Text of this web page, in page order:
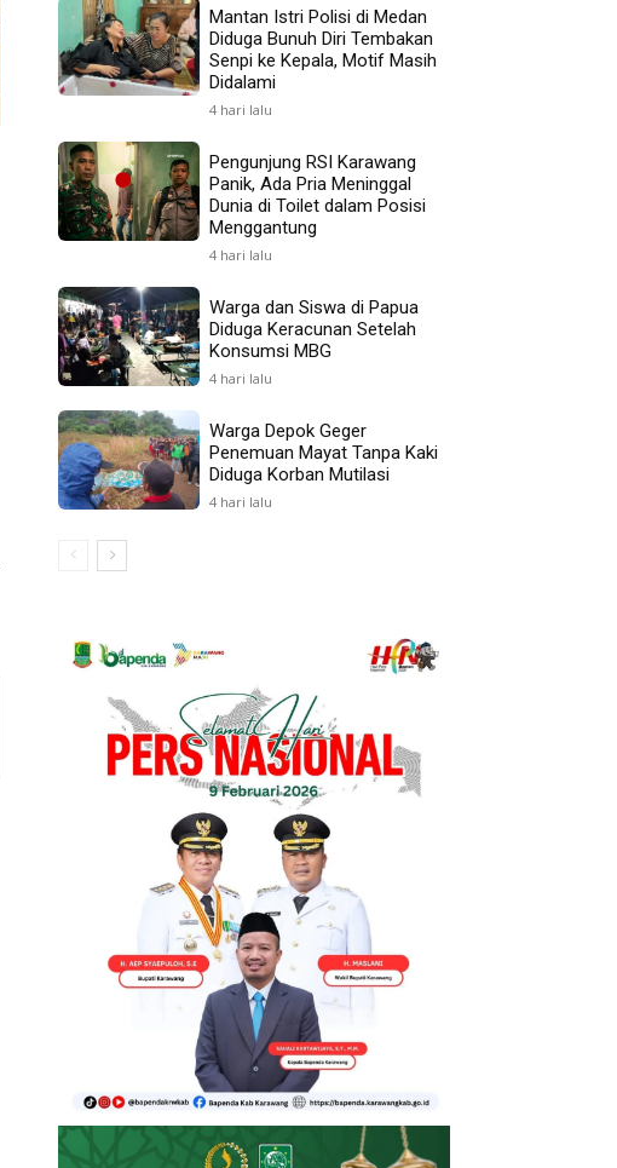
Mantan Istri Polisi di Medan
Diduga Bunuh Diri Tembakan
Senpi ke Kepala, Motif Masih
Didalami
4 hari lalu
Pengunjung RSI Karawang
Panik, Ada Pria Meninggal
Dunia di Toilet dalam Posisi
Menggantung
4 hari lalu
Warga dan Siswa di Papua
Diduga Keracunan Setelah
Konsumsi MBG
4 hari lalu
Warga Depok Geger
Penemuan Mayat Tanpa Kaki
Diduga Korban Mutilasi
4 hari lalu